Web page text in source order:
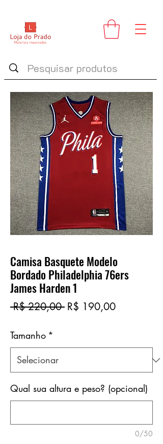
Camisa Basquete Modelo
Bordado Philadelphia 76ers
James Harden 1
R$ 220,00 Preço
R$ 190,00Preço
Tamanho *
Qual sua altura e peso? (opcional)
0/50